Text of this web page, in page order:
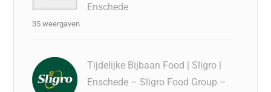
Enschede
35 weergaven
Tijdelijke Bijbaan Food | Sligro |
Enschede – Sligro Food Group –